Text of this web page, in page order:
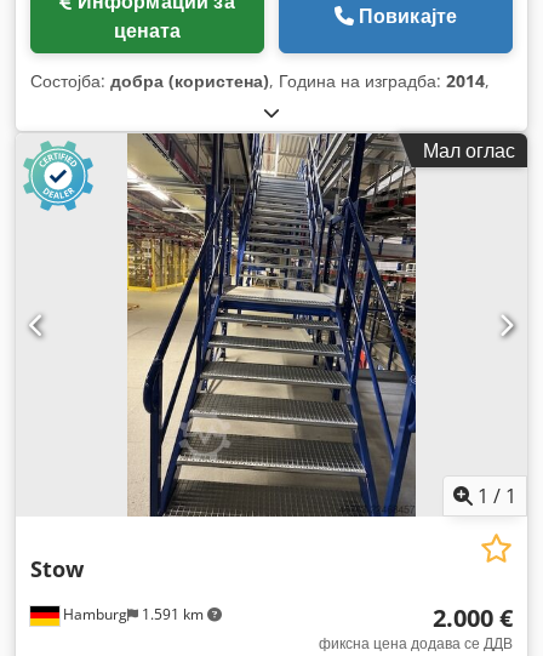
цената
Повикајте
Состојба: добра (користена), Година на изградба: 2014,
Мал оглас
1 / 1
Hamburg 1.591 km
Stow
2.000 €
фиксна цена додава се ДДВ